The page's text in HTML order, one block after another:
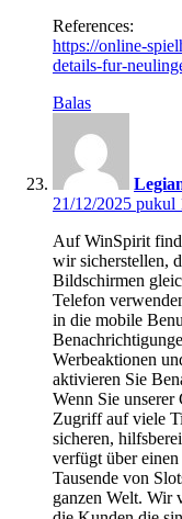
References:
https://online-
details-fur-
Balas
21/12/2025 pukul
Auf WinSpirit
wir sicherstellen,
Bildschirmen
Telefon
in die mobile
Werbeaktionen
aktivieren Sie
Wenn Sie
Zugriff auf viele
sicheren,
verfügt über
Tausende von
ganzen Welt. Wir